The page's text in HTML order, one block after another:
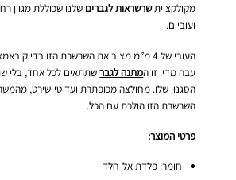
מקולקצייתשרשראות לגברים שלנו שכוללת מגוון
ועוביים.
העובי של 4 מ”מ מציב את השרשרת הזו בדיוק
עבה מדי. זו המתנה לגברשתתאים לכל אחד, בלי
הסגנון שלו. מחולצה מכופתרת ועד טי-שירט,
השרשרת הזו הולכת עם הכל.
פרטי המוצר:
חומר: פלדת אל-חלד